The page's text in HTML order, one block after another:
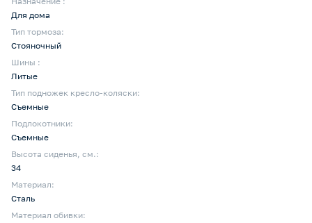
Для дома
Тип тормоза:
Стояночный
Шины :
Литые
Тип подножек кресло-коляски:
Съемные
Подлокотники:
Съемные
Высота сиденья, см.:
34
Материал:
Сталь
Материал обивки: